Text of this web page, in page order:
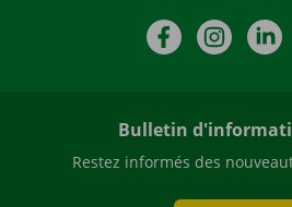
Facebook
Bulletin
Restez informés des